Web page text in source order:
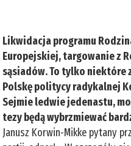
Likwidacja programu
Europejskiej, targowanie z
sąsiadów. To tylko niektóre
Polskę politycy radykalnej
Sejmie ledwie jedenastu,
tezy będą wybrzmiewać
Janusz Korwin-Mikke pytany